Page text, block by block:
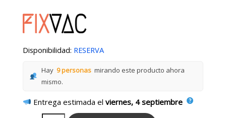
Disponibilidad: RESERVA
Hay 9 personas mirando este producto ahora
mismo.
Entrega estimada elviernes, 4 septiembre